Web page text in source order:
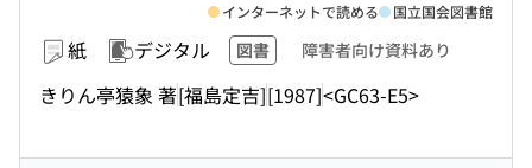
紙 デジタル 図書 障害者向け資料あり
きりん亭猿象 著[福島定吉][1987]<GC63-E5>
インターネットで読める 国立国会図書館